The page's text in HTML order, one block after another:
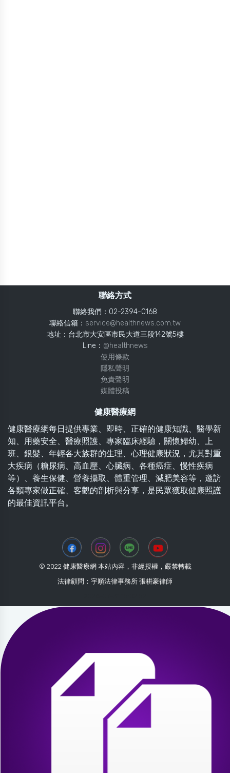
聯絡方式
聯絡我們：02-2394-0168
聯絡信箱： service@healthnews.com.tw
地址：台北市大安區市民大道三段142號5樓
Line： @healthnews
使用條款
隱私聲明
免責聲明
媒體投稿
健康醫療網
健康醫療網每日提供專業、即時、正確的健康知識、醫學新
知、用藥安全、醫療照護、專家臨床經驗，關懷婦幼、上
班、銀髮、年輕各大族群的生理、心理健康狀況，尤其對重
大疾病（糖尿病、高血壓、心臟病、各種癌症、慢性疾病
等）、養生保健、營養攝取、體重管理、減肥美容等，邀訪
各類專家做正確、客觀的剖析與分享，是民眾獲取健康照護
的最佳資訊平台。
© 2022 健康醫療網 本站內容，非經授權，嚴禁轉載
法律顧問：宇順法律事務所 張耕豪律師